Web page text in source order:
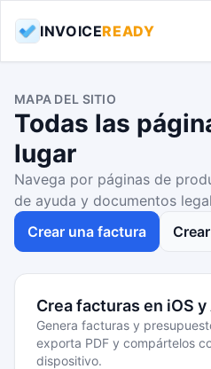
INVOICEREADY
MAPA DEL SITIO
Todas las
lugar
Navega por páginas de
de ayuda y documentos
Crear una factura
Crea facturas en iOS
Genera facturas y
exporta PDF y compártelos
dispositivo.